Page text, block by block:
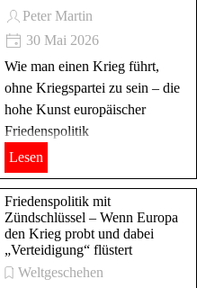
Peter Martin
30 Mai 2026
Wie man einen Krieg führt,
ohne Kriegspartei zu sein – die
hohe Kunst europäischer
Friedenspolitik
Lesen
Friedenspolitik mit
Zündschlüssel – Wenn Europa
den Krieg probt und dabei
„Verteidigung“ flüstert
Weltgeschehen